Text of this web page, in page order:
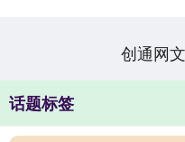
创通网
话题标签